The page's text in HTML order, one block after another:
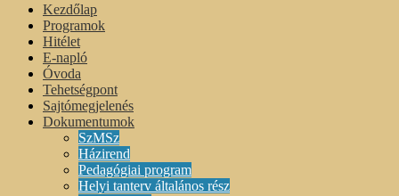
Kezdőlap
Programok
Hitélet
E-napló
Óvoda
Tehetségpont
Sajtómegjelenés
Dokumentumok
SzMSz
Házirend
Pedagógiai program
Helyi tanterv általános rész